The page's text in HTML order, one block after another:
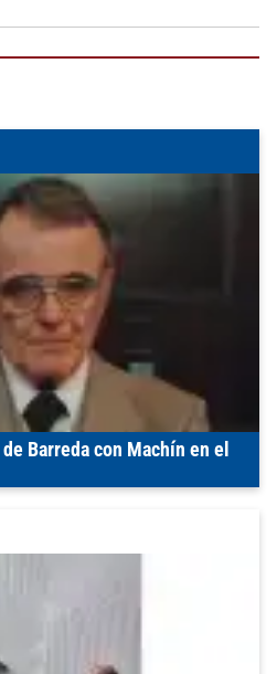
Barreda con Machín en el